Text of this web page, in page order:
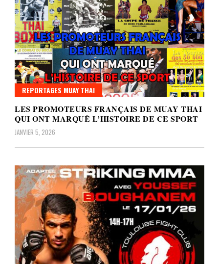
REPORTAGES MUAY THAI
LES PROMOTEURS FRANÇAIS DE MUAY THAI
QUI ONT MARQUÉ L’HISTOIRE DE CE SPORT
JANVIER 5, 2026